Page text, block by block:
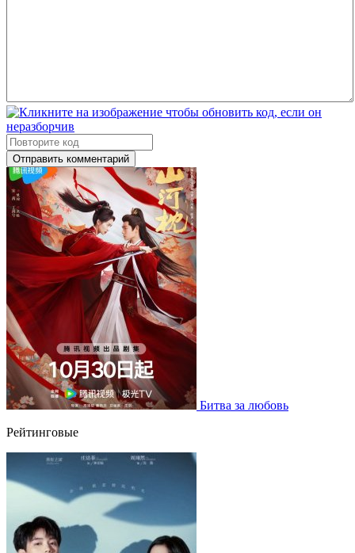
Отправить комментарий
Битва за любовь
Рейтинговые